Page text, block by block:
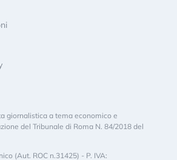
giornalistica a tema economico e
del Tribunale di Roma N. 84/2018 del
(Aut. ROC n.31425) - P. IVA: